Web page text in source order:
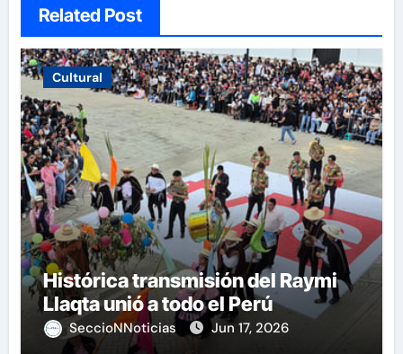
Related Post
Cultural
Histórica transmisión del Raymi
Llaqta unió a todo el Perú
SeccioNNoticias Jun 17, 2026